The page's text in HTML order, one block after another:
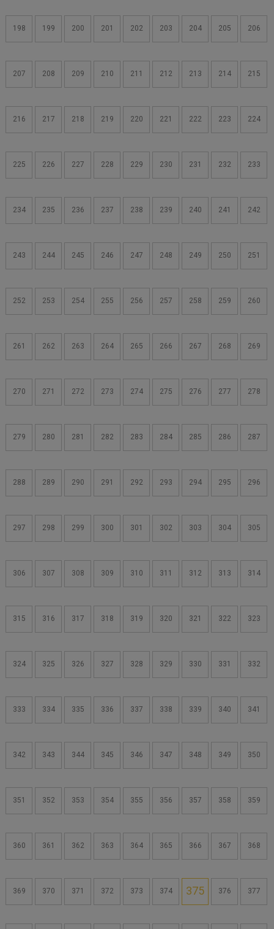
198 199 200 201 202 203 204 205 206
207 208 209 210 211 212 213 214 215
216 217 218 219 220 221 222 223 224
225 226 227 228 229 230 231 232 233
234 235 236 237 238 239 240 241 242
243 244 245 246 247 248 249 250 251
252 253 254 255 256 257 258 259 260
261 262 263 264 265 266 267 268 269
270 271 272 273 274 275 276 277 278
279 280 281 282 283 284 285 286 287
288 289 290 291 292 293 294 295 296
297 298 299 300 301 302 303 304 305
306 307 308 309 310 311 312 313 314
315 316 317 318 319 320 321 322 323
324 325 326 327 328 329 330 331 332
333 334 335 336 337 338 339 340 341
342 343 344 345 346 347 348 349 350
351 352 353 354 355 356 357 358 359
360 361 362 363 364 365 366 367 368
369 370 371 372 373 374 375 376 377